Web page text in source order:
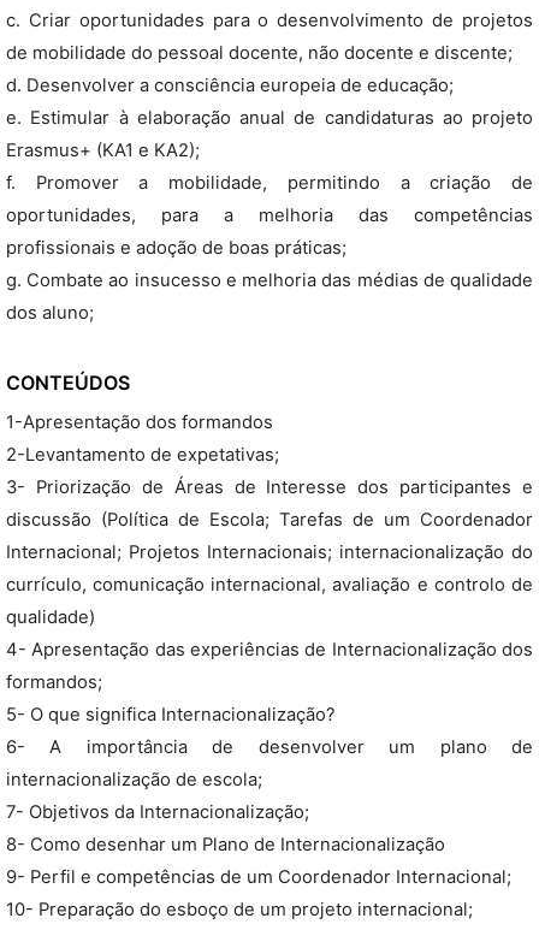
c. Criar oportunidades para o desenvolvimento de projetos
de mobilidade do pessoal docente, não docente e discente;
d. Desenvolver a consciência europeia de educação;
e. Estimular à elaboração anual de candidaturas ao projeto
Erasmus+ (KA1 e KA2);
f. Promover a mobilidade, permitindo a criação de
oportunidades, para a melhoria das competências
profissionais e adoção de boas práticas;
g. Combate ao insucesso e melhoria das médias de qualidade
dos aluno;
CONTEÚDOS
1-Apresentação dos formandos
2-Levantamento de expetativas;
3- Priorização de Áreas de Interesse dos participantes e
discussão (Política de Escola; Tarefas de um Coordenador
Internacional; Projetos Internacionais; internacionalização do
currículo, comunicação internacional, avaliação e controlo de
qualidade)
4- Apresentação das experiências de Internacionalização dos
formandos;
5- O que significa Internacionalização?
6- A importância de desenvolver um plano de
internacionalização de escola;
7- Objetivos da Internacionalização;
8- Como desenhar um Plano de Internacionalização
9- Perfil e competências de um Coordenador Internacional;
10- Preparação do esboço de um projeto internacional;